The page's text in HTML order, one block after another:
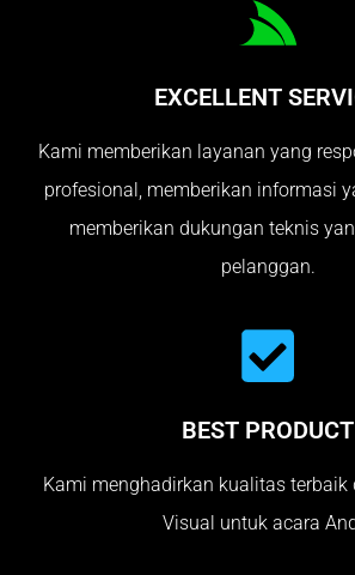
EXCELLENT
Kami memberikan layanan yang
profesional, memberikan informasi
memberikan dukungan teknis
pelanggan.
BEST PRODUCT
Kami menghadirkan kualitas terbaik
Visual untuk acara